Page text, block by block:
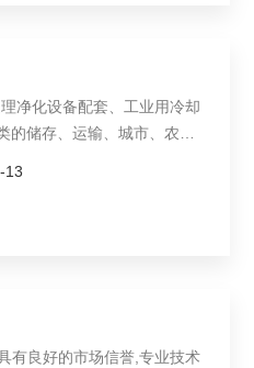
的储存、运输、城市、农
13